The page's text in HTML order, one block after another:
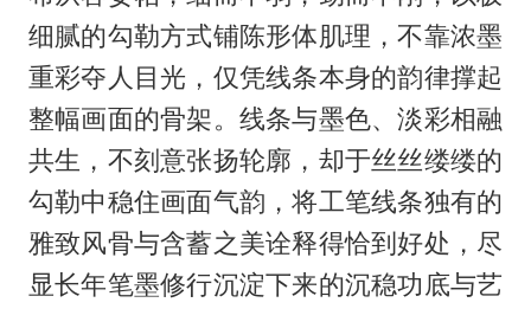
细腻的勾勒方式铺陈形体肌理，不靠浓墨
重彩夺人目光，仅凭线条本身的韵律撑起
整幅画面的骨架。线条与墨色、淡彩相融
共生，不刻意张扬轮廓，却于丝丝缕缕的
勾勒中稳住画面气韵，将工笔线条独有的
雅致风骨与含蓄之美诠释得恰到好处，尽
显长年笔墨修行沉淀下来的沉稳功底与艺